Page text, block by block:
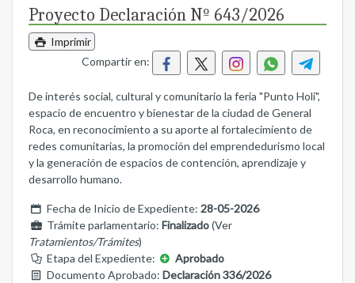
Proyecto Declaración Nº 643/2026
Imprimir
Compartir en:
De interés social, cultural y comunitario la feria "Punto Holi",
espacio de encuentro y bienestar de la ciudad de General
Roca, en reconocimiento a su aporte al fortalecimiento de
redes comunitarias, la promoción del emprendedurismo local
y la generación de espacios de contención, aprendizaje y
desarrollo humano.
Fecha de Inicio de Expediente: 28-05-2026
Trámite parlamentario: Finalizado(Ver
Tratamientos/Trámites)
Etapa del Expediente:
Aprobado
Documento Aprobado: Declaración 336/2026